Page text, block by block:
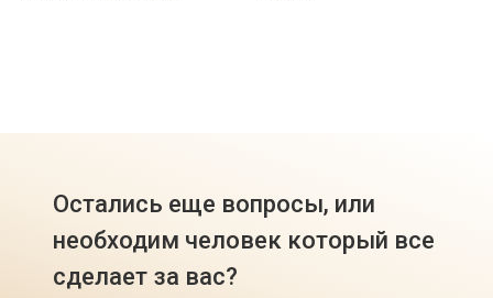
Остались еще вопросы, или
необходим человек который все
сделает за вас?